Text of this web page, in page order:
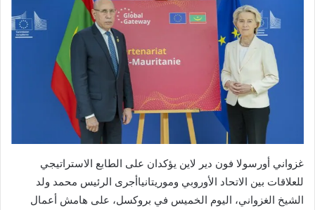
غزواني أورسولا فون دير لاين يؤكدان على الطابع الاستراتيجي
للعلاقات بين الاتحاد الأوروبي وموريتانياأجرى الرئيس محمد ولد
الشيخ الغزواني، اليوم الخميس في بروكسل، على هامش أعمال